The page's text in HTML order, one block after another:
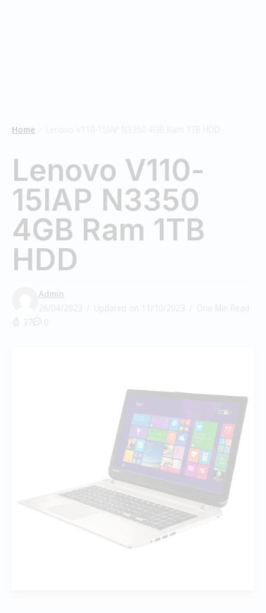
Home Lenovo V110-15IAP N3350 4GB Ram 1TB HDD
Lenovo V110-
15IAP N3350
4GB Ram 1TB
HDD
Admin
26/04/2023
Updated on 11/10/2023
One Min Read
37
0